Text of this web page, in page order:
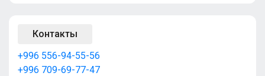
Контакты
+996 556-94-55-56
+996 709-69-77-47